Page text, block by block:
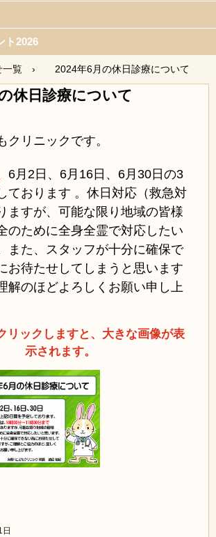
ト2026
一覧 › 2024年6月の休日診療について
休日診療について
クリニックです。
6月2日、 6月16日、6月30日の3
ております 。休日対応（救急対
ますが、可能な限り地域の皆様
のために全身全霊で対応したい
また、スタッフが十分に確保で
お待たせしてしまうと思います
解のほどよろしくお願い申し上
リックしますと、大きな画像が表
示されます。